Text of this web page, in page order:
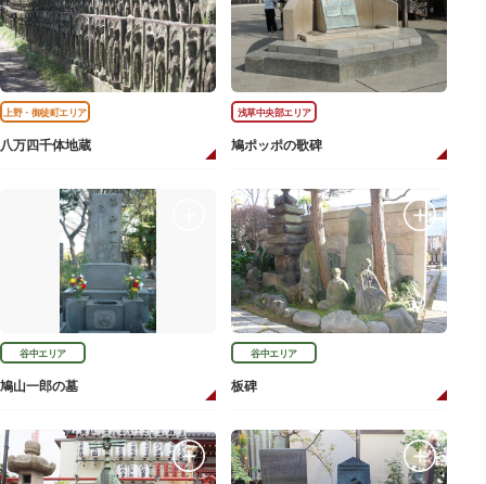
上野・御徒町エリア
八万四千体地蔵
浅草中央部エリア
鳩ポッポの歌碑
谷中エリア
鳩山一郎の墓
谷中エリア
板碑